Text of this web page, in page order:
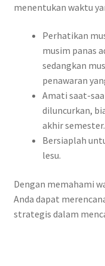
menentukan waktu
Perhatikan
musim panas
sedangkan
penawaran
Amati saat-
diluncurkan,
akhir semester.
Bersiaplah
lesu.
Dengan memahami
Anda dapat
strategis dalam